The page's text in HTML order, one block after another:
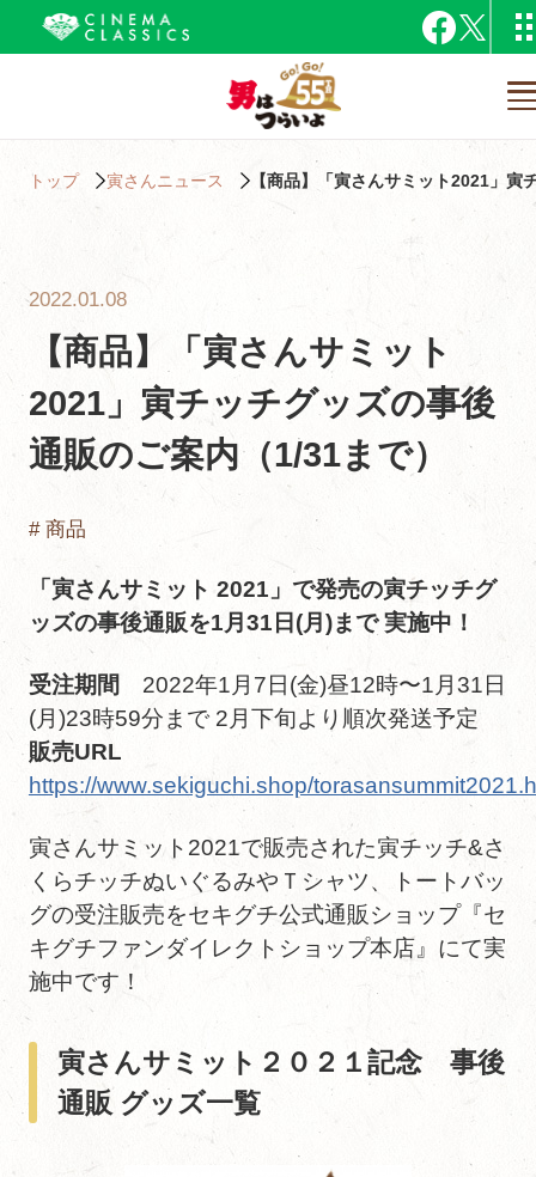
トップ 寅さんニュース 【商品】「寅さんサミット2021」
2022.01.08
【商品】「寅さんサミット
2021」寅チッチグッズの事後
通販のご案内（1/31まで）
# 商品
「寅さんサミット 2021」で発売の寅チッチグ
ッズの事後通販を1月31日(月)まで 実施中！
受注期間 2022年1月7日(金)昼12時〜1月31日
(月)23時59分まで 2月下旬より順次発送予定
販売URL
https://www.sekiguchi.shop/
寅さんサミット2021で販売された寅チッチ&さ
くらチッチぬいぐるみやＴシャツ、トートバッ
グの受注販売をセキグチ公式通販ショップ『セ
キグチファンダイレクトショップ本店』にて実
施中です！
寅さんサミット２０２１記念 事後
通販 グッズ一覧